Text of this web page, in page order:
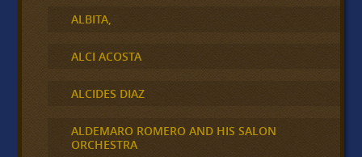
ALBITA,
ALCI ACOSTA
ALCIDES DIAZ
ALDEMARO ROMERO AND HIS SALON
ORCHESTRA